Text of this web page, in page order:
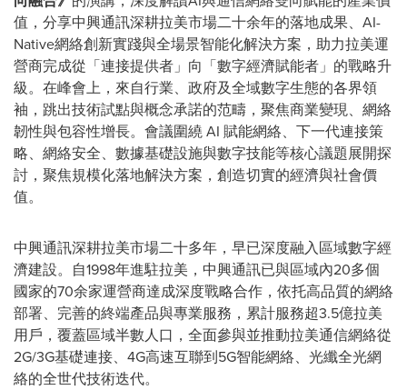
值，分享中興通訊深耕拉美市場二十余年的落地成果、AI-
Native網絡創新實踐與全場景智能化解決方案，助力拉美運
營商完成從「連接提供者」向「數字經濟賦能者」的戰略升
級。在峰會上，來自行業、政府及全域數字生態的各界領
袖，跳出技術試點與概念承諾的范疇，聚焦商業變現、網絡
韌性與包容性增長。會議圍繞 AI 賦能網絡、下一代連接策
略、網絡安全、數據基礎設施與數字技能等核心議題展開探
討，聚焦規模化落地解決方案，創造切實的經濟與社會價
值。
中興通訊深耕拉美市場二十多年，早已深度融入區域數字經
濟建設。自1998年進駐拉美，中興通訊已與區域內20多個
國家的70余家運營商達成深度戰略合作，依托高品質的網絡
部署、完善的終端產品與專業服務，累計服務超3.5億拉美
用戶，覆蓋區域半數人口，全面參與並推動拉美通信網絡從
2G/3G基礎連接、4G高速互聯到5G智能網絡、光纖全光網
絡的全世代技術迭代。